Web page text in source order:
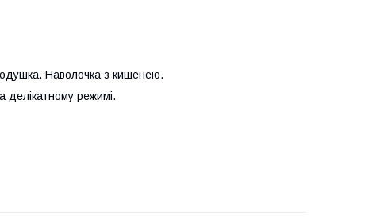
Наволочка з кишенею.
делікатному режимі.